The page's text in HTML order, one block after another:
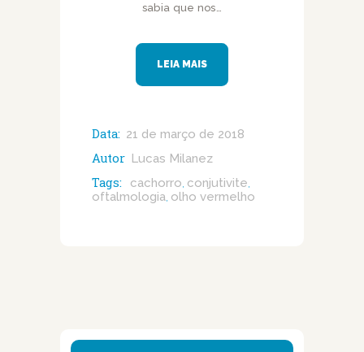
sabia que nos…
LEIA MAIS
Data: 21 de março de 2018
Autor Lucas Milanez
Tags: cachorro, conjutivite,
oftalmologia, olho vermelho